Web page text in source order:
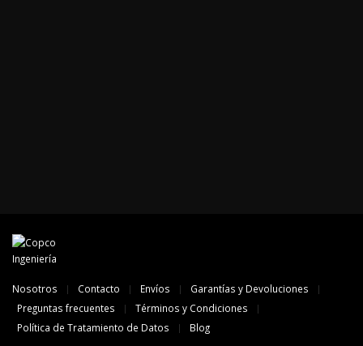
Nosotros Contacto Envíos
Garantías y Devoluciones
Preguntas frecuentes
Términos y Condiciones
Política de Tratamiento de Datos
Blog